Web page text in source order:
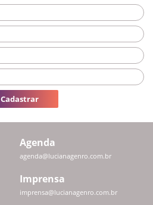
Cadastrar
Agenda
agenda@lucianagenro.com.br
Imprensa
imprensa@lucianagenro.com.br